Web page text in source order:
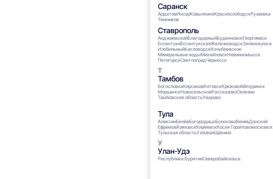
Саранск
АрдатовИнсарКовылкиноКраснослободскРузаевка
Темников
Ставрополь
АнджиевскийБлагодарныйБуденновскГеоргиевск
ЕссентукиЕссентукскаяЖелезноводскЗеленокумск
ИзобильныйКисловодскКочубеевское
Минеральные водыМихайловскНевинномысск
ПятигорскСветлоградЧеркесск
Тамбов
БогословкаКирсановКотовскКрюковоМичуринск
МоршанскНовосельскоеРассказовоСелезни
Тамбовская областьУварово
Тула
АлексинБелёвБогородицкБолоховоВенёвДонской
ЕфремовКимовскКиреевскКосая ГораНовомосковск
Тульская областьУзловаяЩёкино
Улан-Удэ
Республика БурятияСеверобайкальск